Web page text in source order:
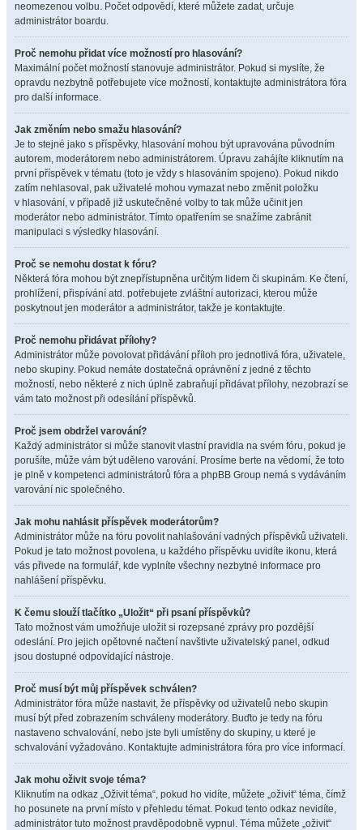
neomezenou volbu. Počet odpovědí, které můžete zadat, určuje
administrátor boardu.
Proč nemohu přidat více možností pro hlasování?
Maximální počet možností stanovuje administrátor. Pokud si myslíte, že
opravdu nezbytně potřebujete více možností, kontaktujte administrátora fóra
pro další informace.
Jak změním nebo smažu hlasování?
Je to stejné jako s příspěvky, hlasování mohou být upravována původním
autorem, moderátorem nebo administrátorem. Úpravu zahájíte kliknutím na
první příspěvek v tématu (toto je vždy s hlasováním spojeno). Pokud nikdo
zatím nehlasoval, pak uživatelé mohou vymazat nebo změnit položku
v hlasování, v případě již uskutečněné volby to tak může učinit jen
moderátor nebo administrátor. Tímto opatřením se snažíme zabránit
manipulaci s výsledky hlasování.
Proč se nemohu dostat k fóru?
Některá fóra mohou být znepřístupněna určitým lidem či skupinám. Ke čtení,
prohlížení, přispívání atd. potřebujete zvláštní autorizaci, kterou může
poskytnout jen moderátor a administrátor, takže je kontaktujte.
Proč nemohu přidávat přílohy?
Administrátor může povolovat přidávání příloh pro jednotlivá fóra, uživatele,
nebo skupiny. Pokud nemáte dostatečná oprávnění z jedné z těchto
možností, nebo některé z nich úplně zabraňují přidávat přílohy, nezobrazí se
vám tato možnost při odesílání příspěvků.
Proč jsem obdržel varování?
Každý administrátor si může stanovit vlastní pravidla na svém fóru, pokud je
porušíte, může vám být uděleno varování. Prosíme berte na vědomí, že toto
je plně v kompetenci administrátorů fóra a phpBB Group nemá s vydáváním
varování nic společného.
Jak mohu nahlásit příspěvek moderátorům?
Administrátor může na fóru povolit nahlašování vadných příspěvků uživateli.
Pokud je tato možnost povolena, u každého příspěvku uvidíte ikonu, která
vás přivede na formulář, kde vyplníte všechny nezbytné informace pro
nahlášení příspěvku.
K čemu slouží tlačítko „Uložit“ při psaní příspěvků?
Tato možnost vám umožňuje uložit si rozepsané zprávy pro pozdější
odeslání. Pro jejich opětovné načtení navštivte uživatelský panel, odkud
jsou dostupné odpovídající nástroje.
Proč musí být můj příspěvek schválen?
Administrátor fóra může nastavit, že příspěvky od uživatelů nebo skupin
musí být před zobrazením schváleny moderátory. Buďto je tedy na fóru
nastaveno schvalování, nebo jste byli umístěny do skupiny, u které je
schvalování vyžadováno. Kontaktujte administrátora fóra pro více informací.
Jak mohu oživit svoje téma?
Kliknutím na odkaz „Oživit téma“, pokud ho vidíte, můžete „oživit“ téma, čímž
ho posunete na první místo v přehledu témat. Pokud tento odkaz nevidíte,
administrátor tuto možnost pravděpodobně vypnul. Téma můžete „oživit“